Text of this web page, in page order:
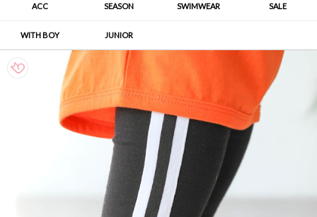
ACC SEASON SWIMWEAR SALE
WITH BOY JUNIOR